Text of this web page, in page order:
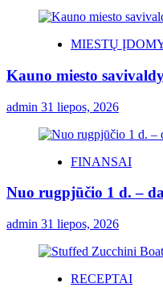
MIESTŲ
Kauno miesto
admin 31 liepos, 2026
FINANSAI
Nuo rugpjūčio 1 d. –
admin 31 liepos, 2026
RECEPTAI